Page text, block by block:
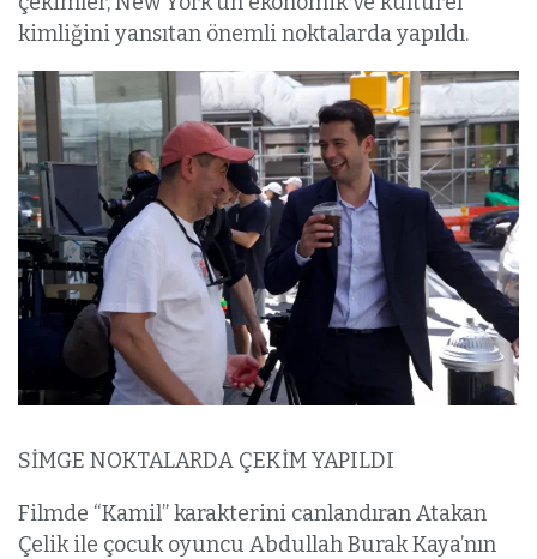
kimliğini yansıtan önemli noktalarda yapıldı.
SİMGE NOKTALARDA ÇEKİM YAPILDI
Filmde “Kamil” karakterini canlandıran Atakan
Çelik ile çocuk oyuncu Abdullah Burak Kaya’nın